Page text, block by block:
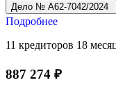
Дело № А62-7042/2024
Подробнее
11 кредиторов 18
887 274 ₽